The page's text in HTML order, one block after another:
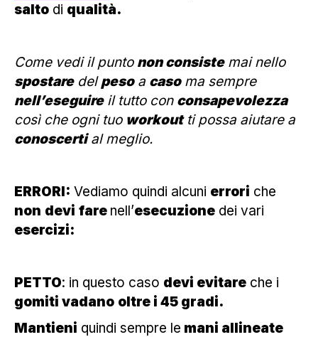
salto di qualità.
Come vedi il punto non consistemai nello
spostaredelpesoa casoma sempre
nell’eseguireil tutto con consapevolezza
così che ogni tuo workoutti possa aiutare a
conoscertial meglio.
ERRORI: Vediamo quindi alcuni errori che
non devi fare nell’esecuzione dei vari
esercizi:
PETTO: in questo caso devi evitare che i
gomiti vadano oltre i 45 gradi.
Mantieni quindi sempre le mani allineate